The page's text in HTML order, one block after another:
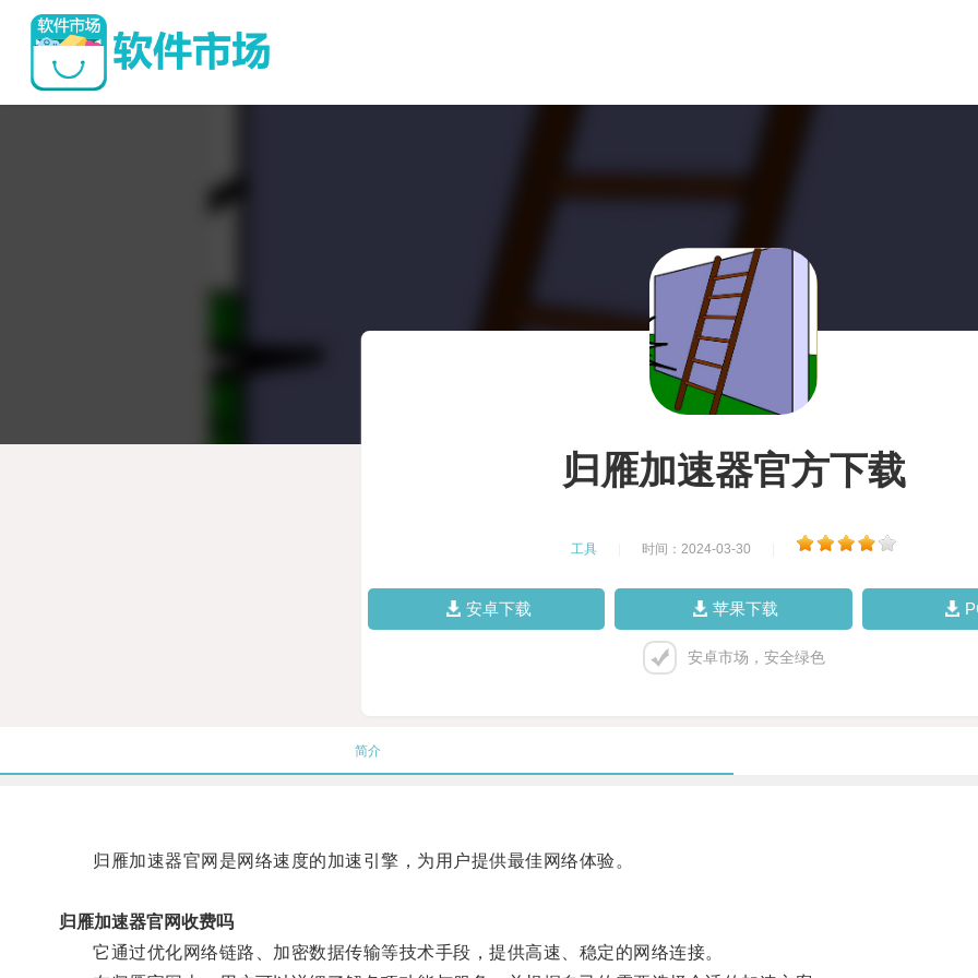
归雁加速器官方下载
工具 时间：2024-03-30
安卓下载 苹果下载
安卓市场，安全绿色
简介
归雁加速器官网是网络速度的加速引擎，为用户提供最佳网络体验。
归雁加速器官网收费吗
它通过优化网络链路、加密数据传输等技术手段，提供高速、稳定的网络连接。